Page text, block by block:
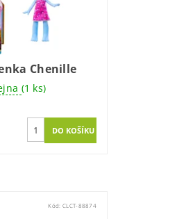
Chenille
(1 ks)
Kód: CLCT-88874